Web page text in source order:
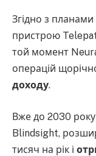
Згідно з планами
пристрою
той момент
операцій
доходу.
Вже до 2030 року
Blindsight,
тисяч на рік і